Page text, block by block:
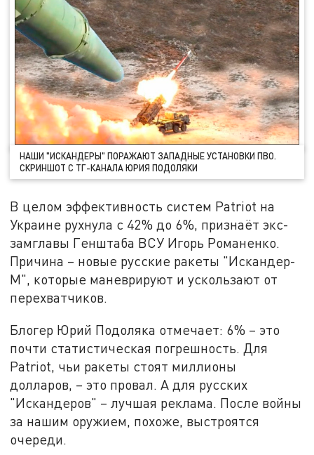
НАШИ "ИСКАНДЕРЫ" ПОРАЖАЮТ ЗАПАДНЫЕ УСТАНОВКИ ПВО.
СКРИНШОТ С ТГ-КАНАЛА ЮРИЯ ПОДОЛЯКИ
В целом эффективность систем Patriot на
Украине рухнула с 42% до 6%, признаёт экс-
замглавы Генштаба ВСУ Игорь Романенко.
Причина – новые русские ракеты "Искандер-
М", которые маневрируют и ускользают от
перехватчиков.
Блогер Юрий Подоляка отмечает: 6% – это
почти статистическая погрешность. Для
Patriot, чьи ракеты стоят миллионы
долларов, – это провал. А для русских
"Искандеров" – лучшая реклама. После войны
за нашим оружием, похоже, выстроятся
очереди.